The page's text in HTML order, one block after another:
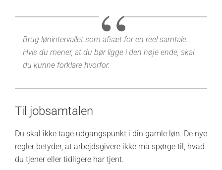
Brug lønintervallet som afsæt for en reel samtale.
Hvis du mener, at du bør ligge i den høje ende, skal
du kunne forklare hvorfor.
Til jobsamtalen
Du skal ikke tage udgangspunkt i din gamle løn. De nye
regler betyder, at arbejdsgivere ikke må spørge til, hvad
du tjener eller tidligere har tjent.